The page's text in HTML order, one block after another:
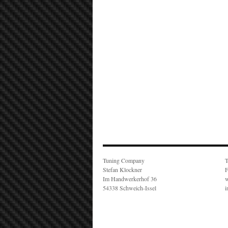
Tuning Company
Stefan Klockner
Im Handwerkerhof 36
54338 Schweich-Issel